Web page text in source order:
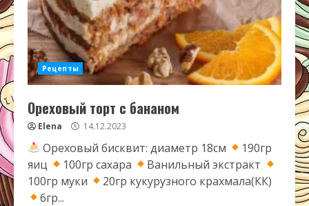
Рецепты
Ореховый торт с бананом
Elena 14.12.2023
Ореховый бисквит: диаметр 18см
190гр
яиц
100гр сахара
Ванильный экстракт
100гр муки
20гр кукурузного крахмала(КК)
6гр...